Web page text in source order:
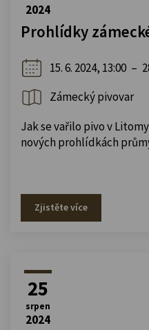
2024
Prohlídky
15. 6. 2024, 13:00 –
Zámecký pivovar
Jak se vařilo pivo v
nových prohlídkách
Zjistěte více
25
srpen
2024